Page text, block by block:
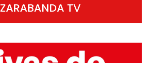
ZARABANDA TV